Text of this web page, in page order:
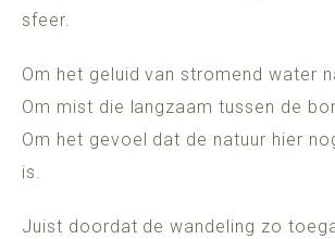
sfeer.
Om het geluid van stromend water
Om mist die langzaam tussen de
Om het gevoel dat de natuur hier
is.
Juist doordat de wandeling zo